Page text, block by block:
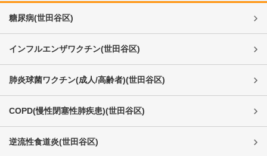
糖尿病(世田谷区)
インフルエンザワクチン(世田谷区)
肺炎球菌ワクチン(成人/高齢者)(世田谷区)
COPD(慢性閉塞性肺疾患)(世田谷区)
逆流性食道炎(世田谷区)